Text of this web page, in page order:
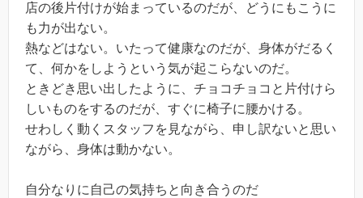
店の後片付けが始まっているのだが、どうにもこうに
も力が出ない。
熱などはない。いたって健康なのだが、身体がだるく
て、何かをしようという気が起こらないのだ。
ときどき思い出したように、チョコチョコと片付けら
しいものをするのだが、すぐに椅子に腰かける。
せわしく動くスタッフを見ながら、申し訳ないと思い
ながら、身体は動かない。
自分なりに自己の気持ちと向き合うのだ